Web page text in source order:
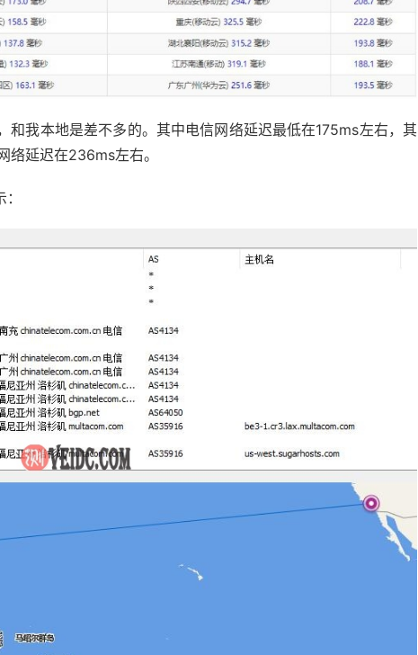
和我本地是差不多的。其中电信网络延迟最低在175ms左右，其
络延迟在236ms左右。